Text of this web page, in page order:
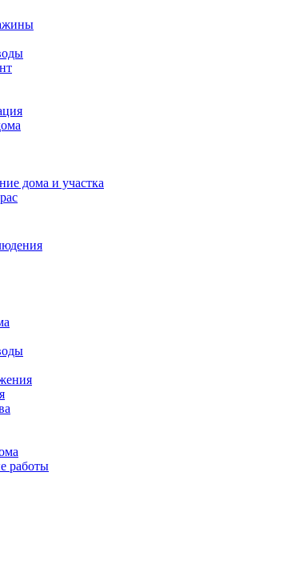
дома и участка
работы